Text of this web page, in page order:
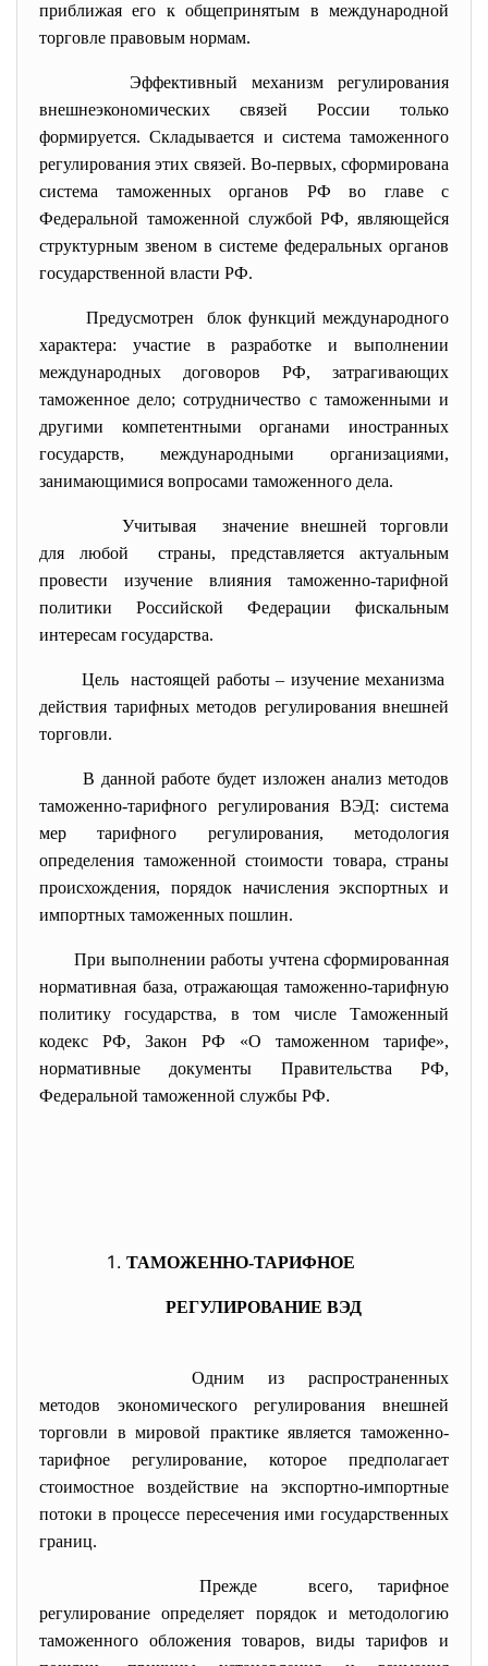
приближая его к общепринятым в международной
торговле правовым нормам.
Эффективный механизм регулирования
внешнеэкономических связей России только
формируется. Складывается и система таможенного
регулирования этих связей. Во-первых, сформирована
система таможенных органов РФ во главе с
Федеральной таможенной службой РФ, являющейся
структурным звеном в системе федеральных органов
государственной власти РФ.
Предусмотрен блок функций международного
характера: участие в разработке и выполнении
международных договоров РФ, затрагивающих
таможенное дело; сотрудничество с таможенными и
другими компетентными органами иностранных
государств, международными организациями,
занимающимися вопросами таможенного дела.
Учитывая значение внешней торговли
для любой страны, представляется актуальным
провести изучение влияния таможенно-тарифной
политики Российской Федерации фискальным
интересам государства.
Цель настоящей работы – изучение механизма
действия тарифных методов регулирования внешней
торговли.
В данной работе будет изложен анализ методов
таможенно-тарифного регулирования ВЭД: система
мер тарифного регулирования, методология
определения таможенной стоимости товара, страны
происхождения, порядок начисления экспортных и
импортных таможенных пошлин.
При выполнении работы учтена сформированная
нормативная база, отражающая таможенно-тарифную
политику государства, в том числе Таможенный
кодекс РФ, Закон РФ «О таможенном тарифе»,
нормативные документы Правительства РФ,
Федеральной таможенной службы РФ.
ТАМОЖЕННО-ТАРИФНОЕ
РЕГУЛИРОВАНИЕ ВЭД
Одним из распространенных
методов экономического регулирования внешней
торговли в мировой практике является таможенно-
тарифное регулирование, которое предполагает
стоимостное воздействие на экспортно-импортные
потоки в процессе пересечения ими государственных
границ.
Прежде всего, тарифное
регулирование определяет порядок и методологию
таможенного обложения товаров, виды тарифов и